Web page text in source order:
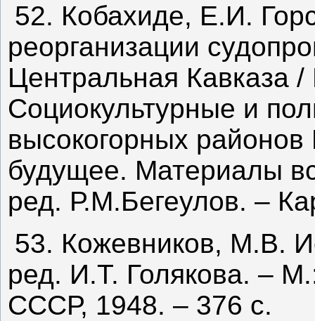
52. Кобахиде, Е.И.
реорганизации
Центральная Кавказа
Социокультурные и
высокогорных
будущее. Материалы
ред. Р.М.Бегеулов. –
53. Кожевников, М.В.
ред. И.Т. Голякова. –
СССР, 1948. – 376 с.